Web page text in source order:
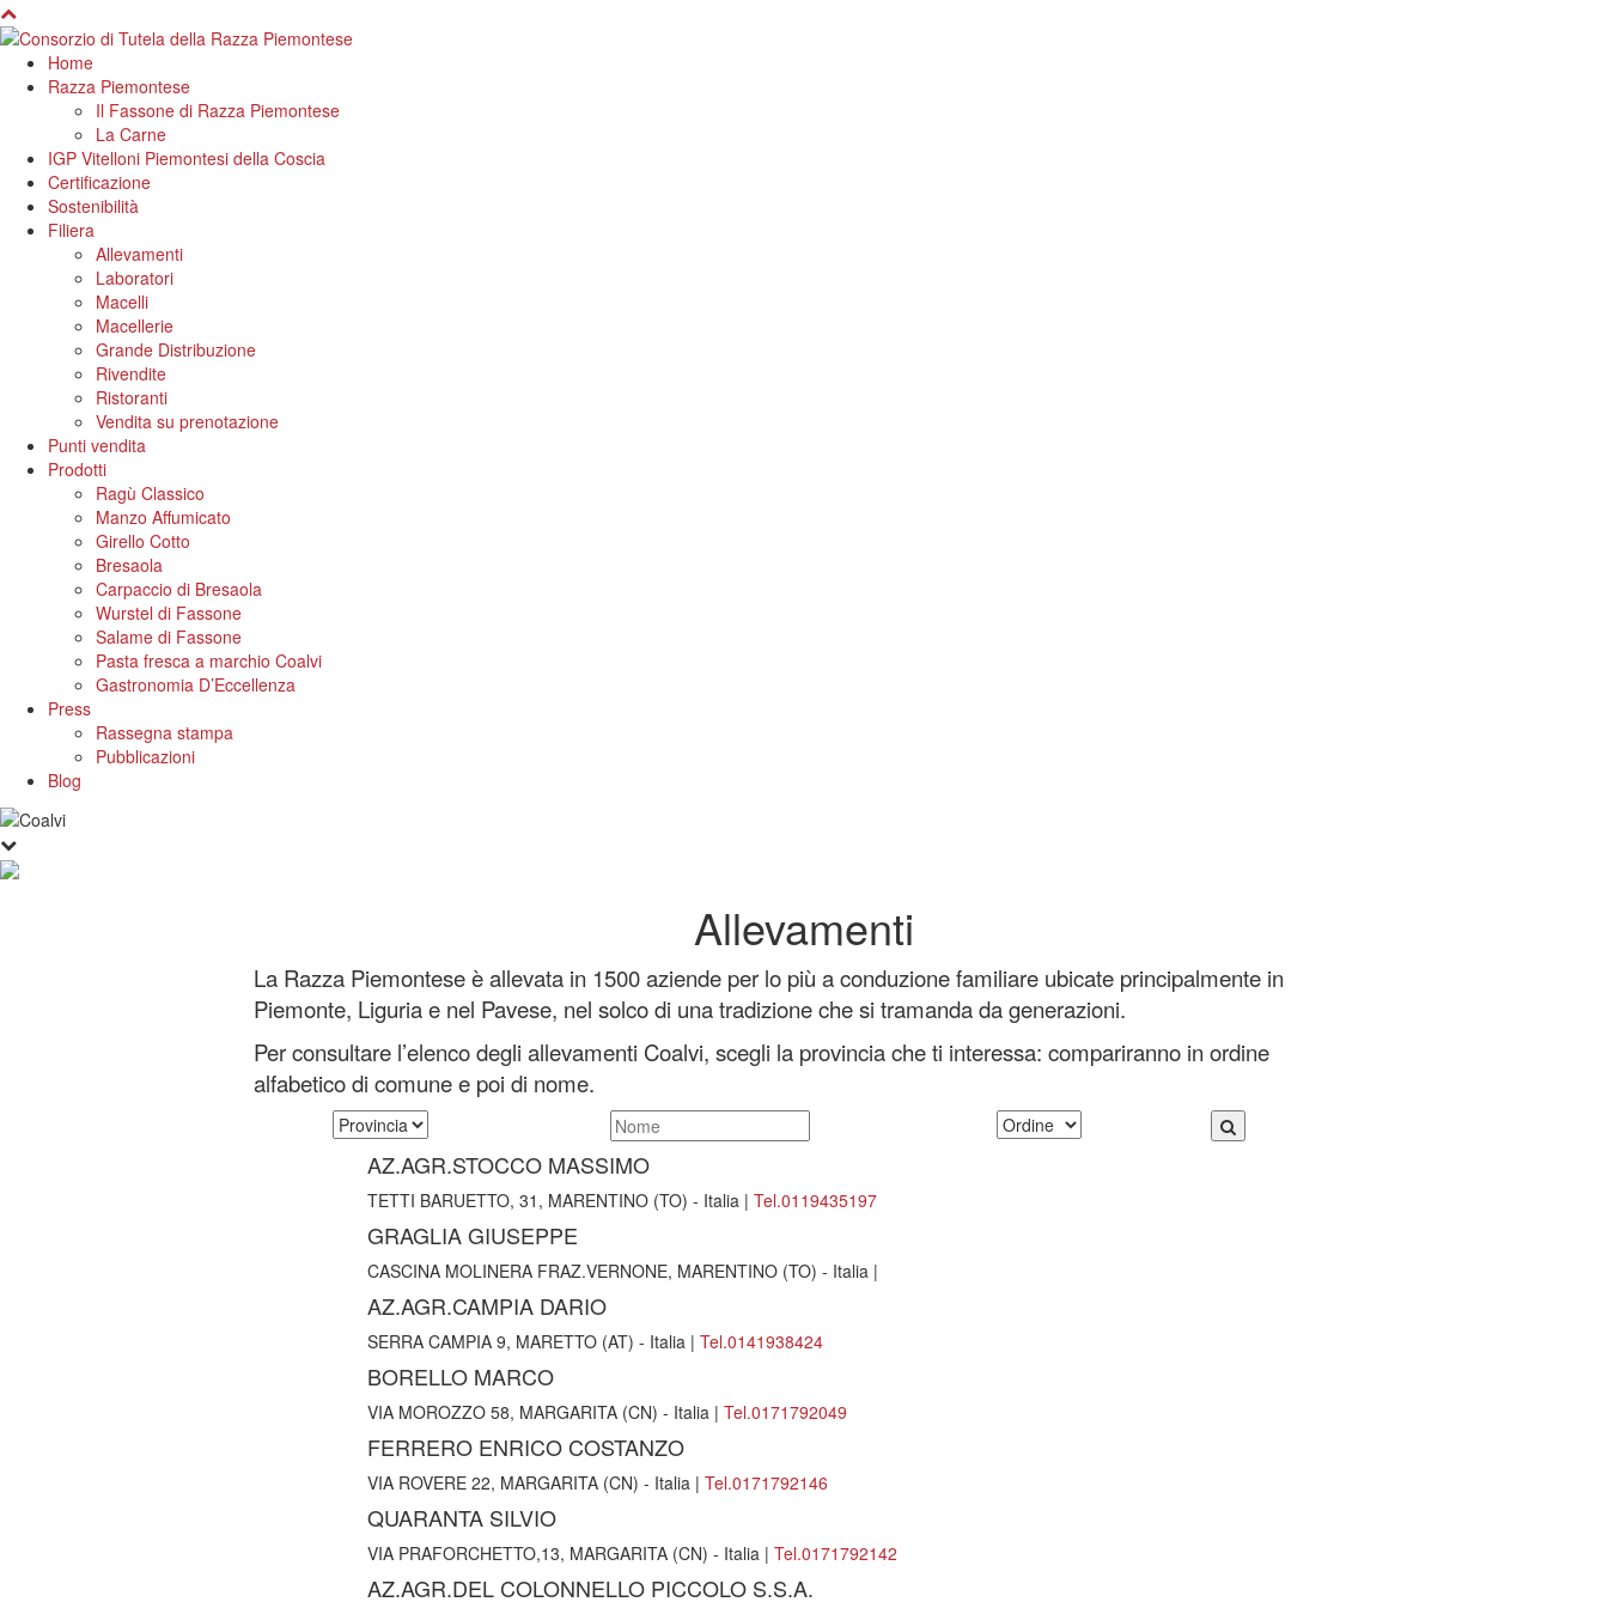
Home
Razza Piemontese
Il Fassone di Razza Piemontese
La Carne
IGP Vitelloni Piemontesi della Coscia
Certificazione
Sostenibilità
Filiera
Allevamenti
Laboratori
Macelli
Macellerie
Grande Distribuzione
Rivendite
Ristoranti
Vendita su prenotazione
Punti vendita
Prodotti
Ragù Classico
Manzo Affumicato
Girello Cotto
Bresaola
Carpaccio di Bresaola
Wurstel di Fassone
Salame di Fassone
Pasta fresca a marchio Coalvi
Gastronomia D’Eccellenza
Press
Rassegna stampa
Pubblicazioni
Blog
Allevamenti
La Razza Piemontese è allevata in 1500 aziende per lo più a conduzione familiare ubicate principalmente in
Piemonte, Liguria e nel Pavese, nel solco di una tradizione che si tramanda da generazioni.
Per consultare l’elenco degli allevamenti Coalvi, scegli la provincia che ti interessa: compariranno in ordine
alfabetico di comune e poi di nome.
AZ.AGR.STOCCO MASSIMO
TETTI BARUETTO, 31, MARENTINO (TO) - Italia | Tel.0119435197
GRAGLIA GIUSEPPE
CASCINA MOLINERA FRAZ.VERNONE, MARENTINO (TO) - Italia |
AZ.AGR.CAMPIA DARIO
SERRA CAMPIA 9, MARETTO (AT) - Italia | Tel.0141938424
BORELLO MARCO
VIA MOROZZO 58, MARGARITA (CN) - Italia | Tel.0171792049
FERRERO ENRICO COSTANZO
VIA ROVERE 22, MARGARITA (CN) - Italia | Tel.0171792146
QUARANTA SILVIO
VIA PRAFORCHETTO,13, MARGARITA (CN) - Italia | Tel.0171792142
AZ.AGR.DEL COLONNELLO PICCOLO S.S.A.